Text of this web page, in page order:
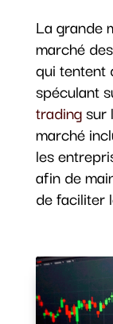
La grande
marché
qui tentent
spéculant
tradingsur
marché
les
afin de
de faciliter